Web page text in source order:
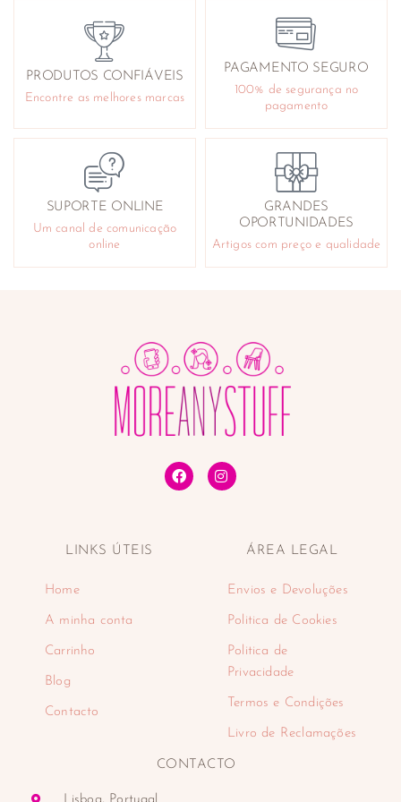
Ouvidos
Pés
Queimaduras e arranhões
Reafirmantes e tonificantes
Sabonetes e géis de banho
Cuidado Facial
Acne
Antirrugas
Contorno de olhos
Desmaquilhantes
Higiene e cuidado nasal
Máscaras faciais
Produtos para barbear
Sérum e anti-manchas
Tónicos faciais
Tratamentos faciais
Eletrodomésticos
Balanças
Máquinas de barbear
Fornos de encastre
PRODUTOS CONFIÁVEIS
Encontre as melhores marcas
PAGAMENTO SEGURO
100% de segurança no
pagamento
SUPORTE ONLINE
Um canal de comunicação
online
GRANDES
OPORTUNIDADES
Artigos com preço e qualidade
LINKS ÚTEIS
Home
A minha conta
Carrinho
Blog
Contacto
ÁREA LEGAL
Envios e Devoluções
Politica de Cookies
Politica de
Privacidade
Termos e Condições
Livro de Reclamações
CONTACTO